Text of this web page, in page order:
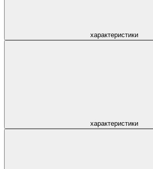
характеристики
характеристики